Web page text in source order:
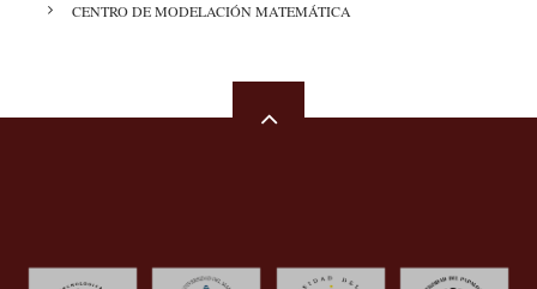
CENTRO DE MODELACIÓN MATEMÁTICA